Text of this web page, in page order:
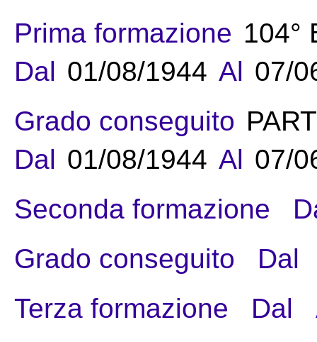
Prima formazione 104°
Dal 01/08/1944 Al 07/
Grado conseguito
Dal 01/08/1944 Al 07/
Seconda formazione
Grado conseguito
Dal
Terza formazione
Dal